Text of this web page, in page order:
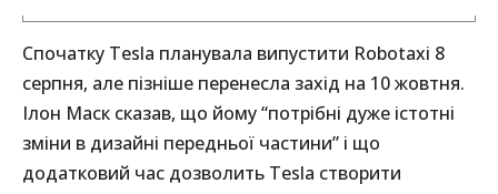
Спочатку Tesla планувала випустити Robotaxi 8
серпня, але пізніше перенесла захід на 10 жовтня.
Ілон Маск сказав, що йому “потрібні дуже істотні
зміни в дизайні передньої частини” і що
додатковий час дозволить Tesla створити